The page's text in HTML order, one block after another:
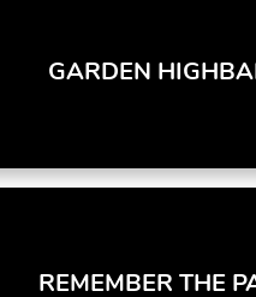
GARDEN
REMEMBER THE